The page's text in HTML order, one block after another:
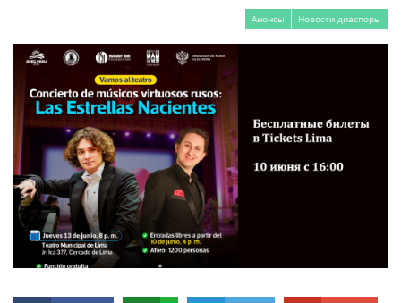
Анонсы Новости диаспоры